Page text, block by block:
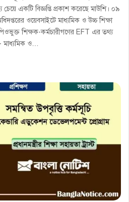
একটি বিজ্ঞপ্তি প্রকাশ করেছে মাউশি। ০৯
ওয়েবসাইটে মাধ্যমিক ও উচ্চ শিক্ষা
শিক্ষক-কর্মচারীগণের EFT এর তথ্য
মাধ্যমিক ও…